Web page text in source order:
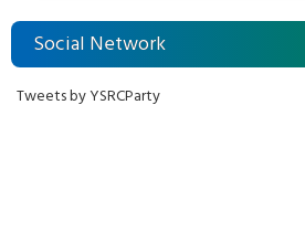
Social Network
Tweets by YSRCParty